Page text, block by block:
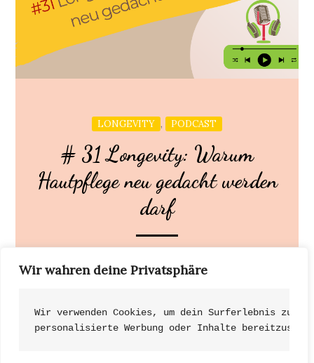
Wir wahren deine Privatsphäre
Wir verwenden Cookies, um dein Surferlebnis zu
personalisierte Werbung oder Inhalte
LONGEVITY , PODCAST
# 31 Longevity: Warum
Hautpflege neu gedacht werden
darf
Wir starten in dieser ersten Folge (1.8) mit dem